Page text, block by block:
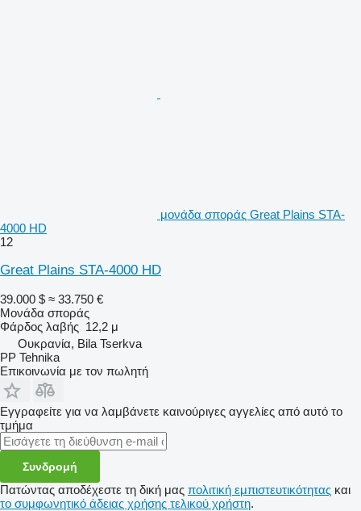
μονάδα σποράς Great Plains STA-
4000 HD
12
Great Plains STA-4000 HD
39.000 $ ≈ 33.750 €
Μονάδα σποράς
Φάρδος λαβής 12,2 μ
Ουκρανία, Bila Tserkva
PP Tehnika
Επικοινωνία με τον πωλητή
Εγγραφείτε για να λαμβάνετε καινούριγες αγγελίες από αυτό το
τμήμα
Συνδρομή
Πατώντας αποδέχεστε τη δική μας πολιτική εμπιστευτικότητας και
το συμφωνητικό άδειας χρήσης τελικού χρήστη.